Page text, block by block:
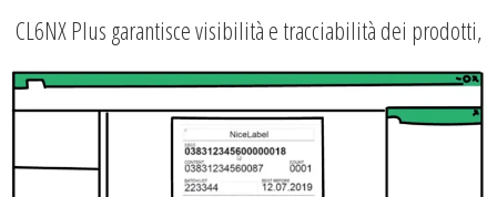
CL6NX Plus garantisce visibilità e tracciabilità dei prodotti,